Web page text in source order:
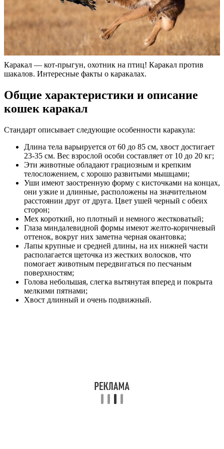
Каракал — кот-прыгун, охотник на птиц! Каракал против
шакалов. Интересные факты о каракалах.
Общие характеристики и описание
кошек каракал
Стандарт описывает следующие особенности каракула:
Длина тела варьируется от 60 до 85 см, хвост достигает
23-35 см. Вес взрослой особи составляет от 10 до 20 кг;
Эти животные обладают грациозным и крепким
телосложением, с хорошо развитыми мышцами;
Уши имеют заостренную форму с кисточками на концах,
они узкие и длинные, расположены на значительном
расстоянии друг от друга. Цвет ушей черный с обеих
сторон;
Мех короткий, но плотный и немного жестковатый;
Глаза миндалевидной формы имеют желто-коричневый
оттенок, вокруг них заметна черная окантовка;
Лапы крупные и средней длины, на их нижней части
располагается щеточка из жестких волосков, что
помогает животным передвигаться по песчаным
поверхностям;
Голова небольшая, слегка вытянутая вперед и покрыта
мелкими пятнами;
Хвост длинный и очень подвижный.